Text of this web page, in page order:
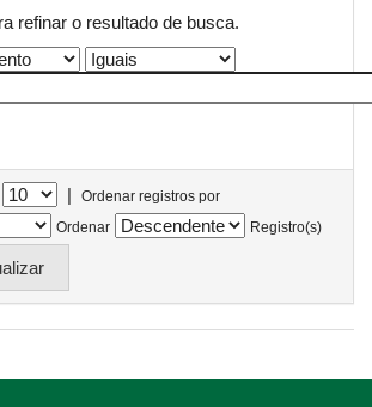
refinar o resultado de busca.
|
Ordenar registros por
Ordenar
Registro(s)